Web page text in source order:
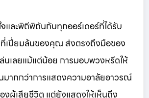
จและพิถีพิถันกับทุกออร์เดอร์ที่ได้รับ
ที่เปี่ยมล้นของคุณ ส่งตรงถึงมือของ
เลยแม้แต่น้อย การมอบพวงหรีดให้
มากกว่าการแสดงความอาลัยอาวรณ์
งผู้เสียชีวิต แต่ยังแสดงให้เห็นถึง